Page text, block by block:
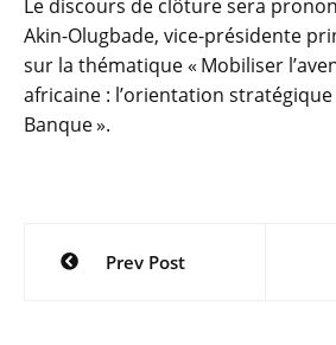
Le discours de clôture sera
Akin-Olugbade, vice-présidente
sur la thématique « Mobiliser
africaine : l’orientation
Banque ».
Navigation
Prev Post